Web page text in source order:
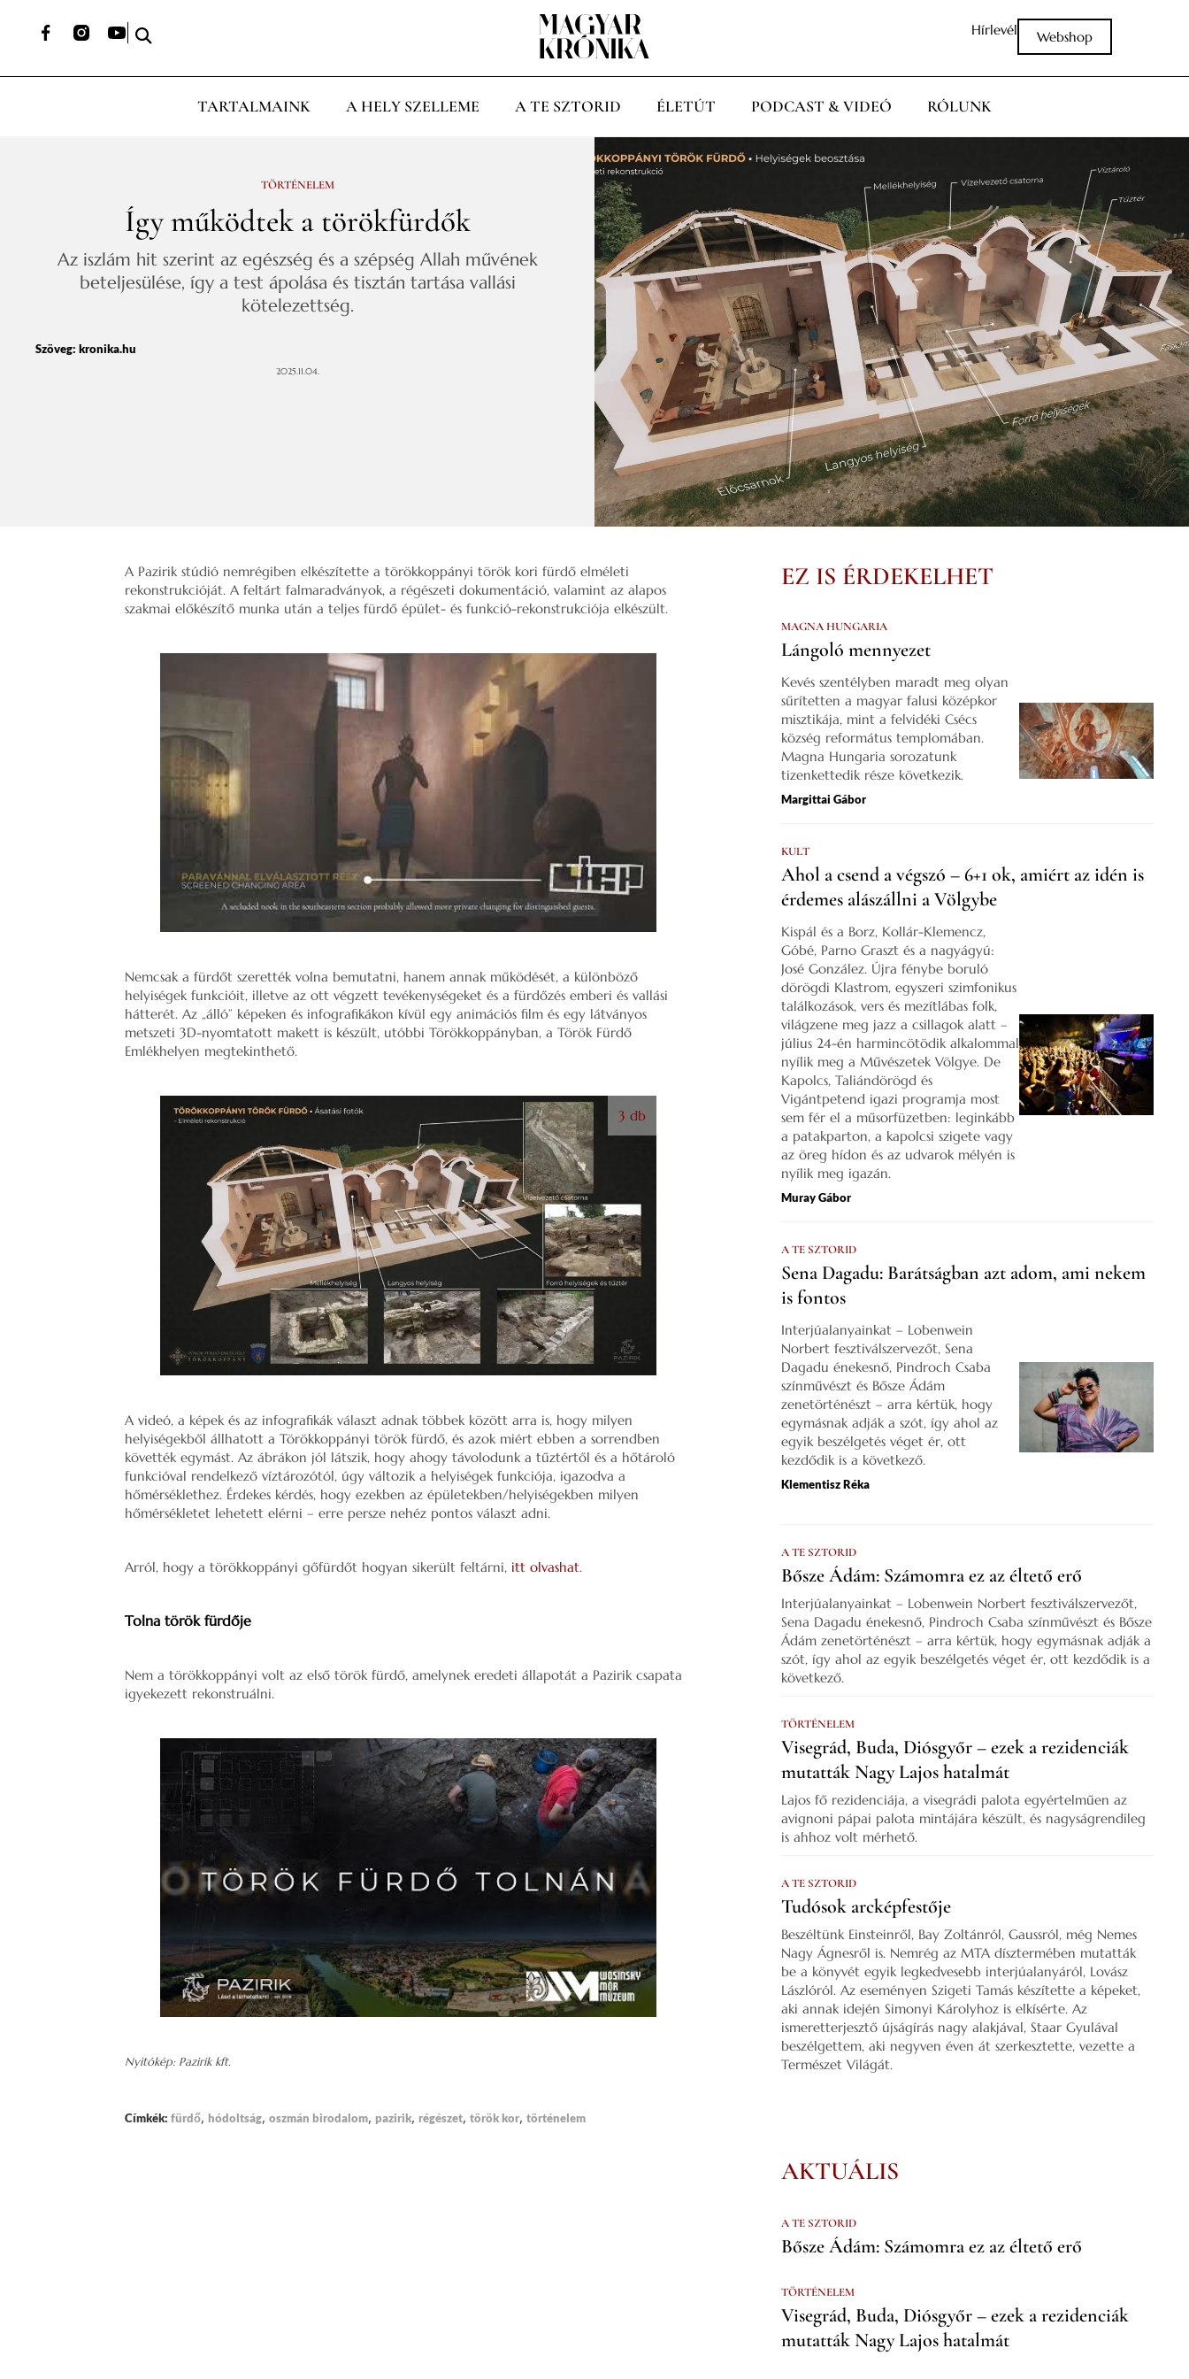
Hírlevél Webshop
TARTALMAINK A HELY SZELLEME A TE SZTORID ÉLETÚT PODCAST & VIDEÓ RÓLUNK
TÖRTÉNELEM
Így működtek a törökfürdők
Az iszlám hit szerint az egészség és a szépség Allah művének
beteljesülése, így a test ápolása és tisztán tartása vallási
kötelezettség.
Szöveg: kronika.hu
2025.11.04.
A Pazirik stúdió nemrégiben elkészítette a törökkoppányi török kori fürdő elméleti
rekonstrukcióját. A feltárt falmaradványok, a régészeti dokumentáció, valamint az alapos
szakmai előkészítő munka után a teljes fürdő épület- és funkció-rekonstrukciója elkészült.
Nemcsak a fürdőt szerették volna bemutatni, hanem annak működését, a különböző
helyiségek funkcióit, illetve az ott végzett tevékenységeket és a fürdőzés emberi és vallási
hátterét. Az „álló” képeken és infografikákon kívül egy animációs film és egy látványos
metszeti 3D-nyomtatott makett is készült, utóbbi Törökkoppányban, a Török Fürdő
Emlékhelyen megtekinthető.
3 db
A videó, a képek és az infografikák választ adnak többek között arra is, hogy milyen
helyiségekből állhatott a Törökkoppányi török fürdő, és azok miért ebben a sorrendben
követték egymást. Az ábrákon jól látszik, hogy ahogy távolodunk a tűztértől és a hőtároló
funkcióval rendelkező víztározótól, úgy változik a helyiségek funkciója, igazodva a
hőmérséklethez. Érdekes kérdés, hogy ezekben az épületekben/helyiségekben milyen
hőmérsékletet lehetett elérni – erre persze nehéz pontos választ adni.
Arról, hogy a törökkoppányi gőfürdőt hogyan sikerült feltárni, itt olvashat.
Tolna török fürdője
Nem a törökkoppányi volt az első török fürdő, amelynek eredeti állapotát a Pazirik csapata
igyekezett rekonstruálni.
Nyitókép: Pazirik kft.
Címkék:fürdő, hódoltság, oszmán birodalom, pazirik, régészet, török kor, történelem
EZ IS ÉRDEKELHET
MAGNA HUNGARIA
Lángoló mennyezet
Kevés szentélyben maradt meg olyan
sűrítetten a magyar falusi középkor
misztikája, mint a felvidéki Csécs
község református templomában.
Magna Hungaria sorozatunk
tizenkettedik része következik.
Margittai Gábor
KULT
Ahol a csend a végszó – 6+1 ok, amiért az idén is
érdemes alászállni a Völgybe
Kispál és a Borz, Kollár-Klemencz,
Góbé, Parno Graszt és a nagyágyú:
José González. Újra fénybe boruló
dörögdi Klastrom, egyszeri szimfonikus
találkozások, vers és mezítlábas folk,
világzene meg jazz a csillagok alatt –
július 24-én harmincötödik alkalommal
nyílik meg a Művészetek Völgye. De
Kapolcs, Taliándörögd és
Vigántpetend igazi programja most
sem fér el a műsorfüzetben: leginkább
a patakparton, a kapolcsi szigete vagy
az öreg hídon és az udvarok mélyén is
nyílik meg igazán.
Muray Gábor
A TE SZTORID
Sena Dagadu: Barátságban azt adom, ami nekem
is fontos
Interjúalanyainkat – Lobenwein
Norbert fesztiválszervezőt, Sena
Dagadu énekesnő, Pindroch Csaba
színművészt és Bősze Ádám
zenetörténészt – arra kértük, hogy
egymásnak adják a szót, így ahol az
egyik beszélgetés véget ér, ott
kezdődik is a következő.
Klementisz Réka
A TE SZTORID
Bősze Ádám: Számomra ez az éltető erő
Interjúalanyainkat – Lobenwein Norbert fesztiválszervezőt,
Sena Dagadu énekesnő, Pindroch Csaba színművészt és Bősze
Ádám zenetörténészt – arra kértük, hogy egymásnak adják a
szót, így ahol az egyik beszélgetés véget ér, ott kezdődik is a
következő.
TÖRTÉNELEM
Visegrád, Buda, Diósgyőr – ezek a rezidenciák
mutatták Nagy Lajos hatalmát
Lajos fő rezidenciája, a visegrádi palota egyértelműen az
avignoni pápai palota mintájára készült, és nagyságrendileg
is ahhoz volt mérhető.
A TE SZTORID
Tudósok arcképfestője
Beszéltünk Einsteinről, Bay Zoltánról, Gaussról, még Nemes
Nagy Ágnesről is. Nemrég az MTA dísztermében mutatták
be a könyvét egyik legkedvesebb interjúalanyáról, Lovász
Lászlóról. Az eseményen Szigeti Tamás készítette a képeket,
aki annak idején Simonyi Károlyhoz is elkísérte. Az
ismeretterjesztő újságírás nagy alakjával, Staar Gyulával
beszélgettem, aki negyven éven át szerkesztette, vezette a
Természet Világát.
AKTUÁLIS
A TE SZTORID
Bősze Ádám: Számomra ez az éltető erő
TÖRTÉNELEM
Visegrád, Buda, Diósgyőr – ezek a rezidenciák
mutatták Nagy Lajos hatalmát